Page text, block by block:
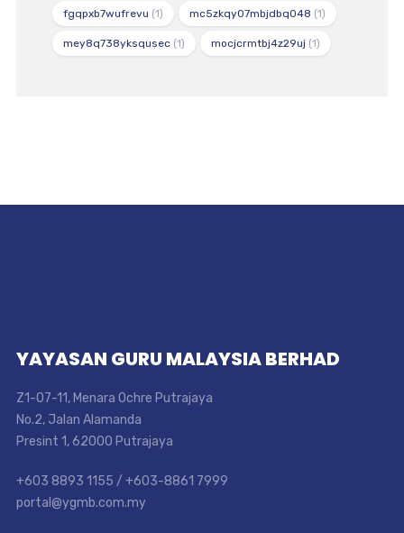
fgqpxb7wufrevu (1) mc5zkqy07mbjdbq048 (1)
mey8q738yksqusec(1) mocjcrmtbj4z29uj(1)
YAYASAN GURU MALAYSIA BERHAD
Z1-07-11, Menara Ochre Putrajaya
No.2, Jalan Alamanda
Presint 1, 62000 Putrajaya
+603 8893 1155 / +603-8861 7999
portal@ygmb.com.my